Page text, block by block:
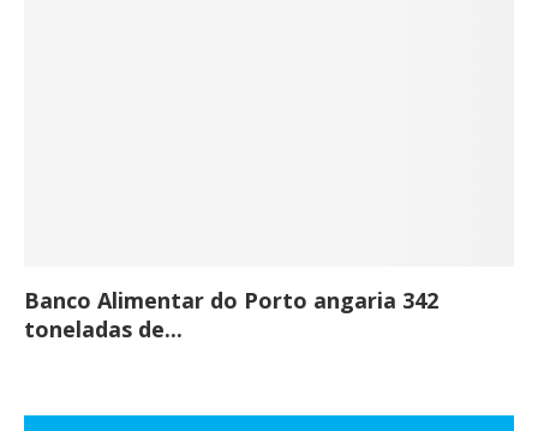
Banco Alimentar do Porto angaria 342
toneladas de...